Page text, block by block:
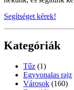
Segítséget kérek!
Kategóriák
Tűz (1)
Egyvonalas rajz
Városok (160)